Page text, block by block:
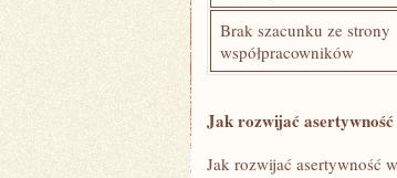
Brak ⁣szacunku ze ⁣strony
współpracowników
Jak rozwijać
Jak⁢ rozwijać asertywność